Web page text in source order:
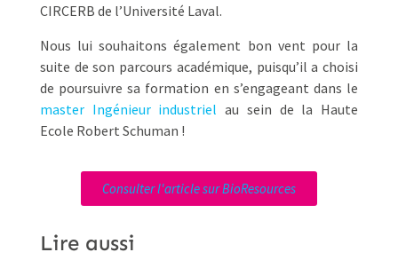
CIRCERB de l’Université Laval.
Nous lui souhaitons également bon vent pour la
suite de son parcours académique, puisqu’il a choisi
de poursuivre sa formation en s’engageant dans le
master Ingénieur industriel au sein de la Haute
Ecole Robert Schuman !
Consulter l'article sur BioResources
Lire aussi